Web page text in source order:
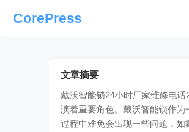
CorePress
文章摘要
戴沃智能锁24小时厂家维修电
演着重要角色。戴沃智能锁作
过程中难免会出现一些问题，